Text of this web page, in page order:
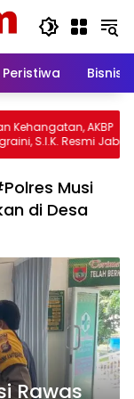
Peristiwa Bisnis
AKBP
Jabat
Musi
di Desa
Rawas